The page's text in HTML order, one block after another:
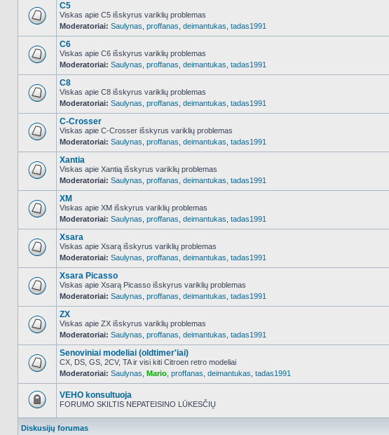
NO_UNREAD_POSTS
C5
Viskas apie C5 išskyrus variklių problemas
Moderatoriai: Saulynas proffanas deimantukas tadas1991
NO_UNREAD_POSTS
C6
Viskas apie C6 išskyrus variklių problemas
Moderatoriai: Saulynas proffanas deimantukas tadas1991
NO_UNREAD_POSTS
C8
Viskas apie C8 išskyrus variklių problemas
Moderatoriai: Saulynas proffanas deimantukas tadas1991
NO_UNREAD_POSTS
C-Crosser
Viskas apie C-Crosser išskyrus variklių problemas
Moderatoriai: Saulynas proffanas deimantukas tadas1991
NO_UNREAD_POSTS
Xantia
Viskas apie Xantią išskyrus variklių problemas
Moderatoriai: Saulynas proffanas deimantukas tadas1991
NO_UNREAD_POSTS
XM
Viskas apie XM išskyrus variklių problemas
Moderatoriai: Saulynas proffanas deimantukas tadas1991
NO_UNREAD_POSTS
Xsara
Viskas apie Xsarą išskyrus variklių problemas
Moderatoriai: Saulynas proffanas deimantukas tadas1991
NO_UNREAD_POSTS
Xsara Picasso
Viskas apie Xsarą Picasso išskyrus variklių problemas
Moderatoriai: Saulynas proffanas deimantukas tadas1991
NO_UNREAD_POSTS
ZX
Viskas apie ZX išskyrus variklių problemas
Moderatoriai: Saulynas proffanas deimantukas tadas1991
NO_UNREAD_POSTS
Senoviniai modeliai (oldtimer'iai)
CX, DS, GS, 2CV, TA ir visi kiti Citroen retro modeliai
Moderatoriai: Saulynas Mario proffanas deimantukas tadas1991
užrakintas
VEHO konsultuoja
FORUMO SKILTIS NEPATEISINO LŪKESČIŲ
Diskusijų forumas